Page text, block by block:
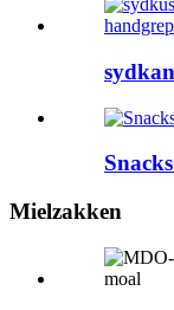
Mielzakken